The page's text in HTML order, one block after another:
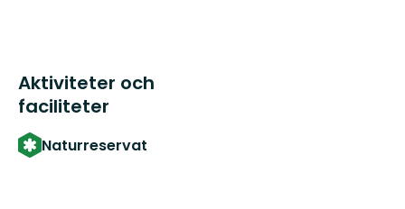
Aktiviteter och
faciliteter
Naturreservat